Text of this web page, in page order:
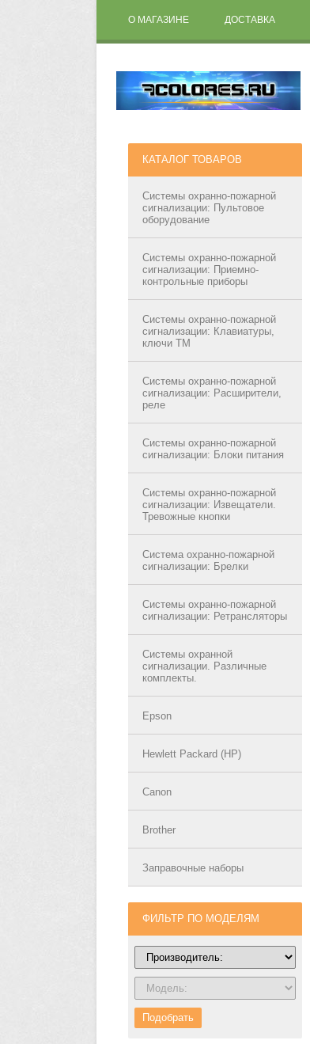
О МАГАЗИНЕ ДОСТАВКА
КАТАЛОГ ТОВАРОВ
Системы охранно-пожарной
сигнализации: Пультовое
оборудование
Системы охранно-пожарной
сигнализации: Приемно-
контрольные приборы
Системы охранно-пожарной
сигнализации: Клавиатуры,
ключи ТМ
Системы охранно-пожарной
сигнализации: Расширители,
реле
Системы охранно-пожарной
сигнализации: Блоки питания
Системы охранно-пожарной
сигнализации: Извещатели.
Тревожные кнопки
Система охранно-пожарной
сигнализации: Брелки
Системы охранно-пожарной
сигнализации: Ретрансляторы
Системы охранной
сигнализации. Различные
комплекты.
Epson
Hewlett Packard (HP)
Canon
Brother
Заправочные наборы
ФИЛЬТР ПО МОДЕЛЯМ
Подобрать